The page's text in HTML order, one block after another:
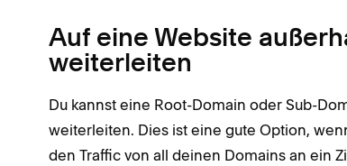
Auf eine Website
weiterleiten
Du kannst eine Root-Domain oder Sub-
weiterleiten. Dies ist eine gute Option,
den Traffic von all deinen Domains an ein